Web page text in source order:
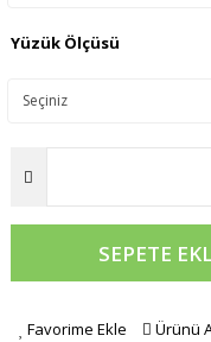
Yüzük Ölçüsü
SEPETE
Favorime Ekle Ürünü